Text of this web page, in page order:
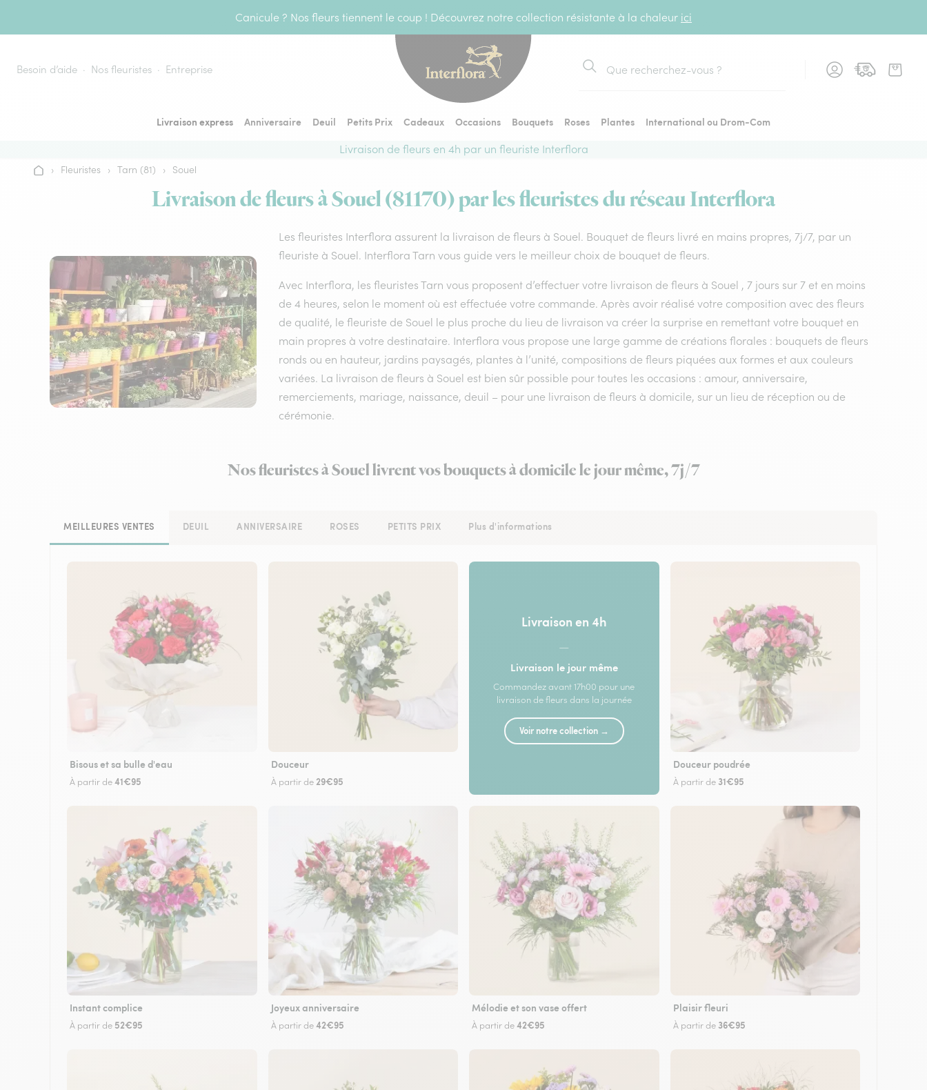
Canicule ? Nos fleurs tiennent le coup ! Découvrez notre collection résistante à la chaleur ici
Besoin d’aide Nos fleuristes Entreprise
Rechercher
Livraison express Anniversaire Deuil Petits Prix Cadeaux Occasions Bouquets Roses Plantes
International ou Drom-Com
Livraison de fleurs en 4h par un fleuriste Interflora
Accueil
› Fleuristes › Tarn (81) › Souel
Livraison de fleurs à Souel (81170) par les fleuristes du réseau Interflora
Les fleuristes Interflora assurent la livraison de fleurs à Souel. Bouquet de fleurs livré en mains propres, 7j/7, par un
fleuriste à Souel. Interflora Tarn vous guide vers le meilleur choix de bouquet de fleurs.
Avec Interflora, les fleuristes Tarn vous proposent d’effectuer votre livraison de fleurs à Souel , 7 jours sur 7 et en moins
de 4 heures, selon le moment où est effectuée votre commande. Après avoir réalisé votre composition avec des fleurs
de qualité, le fleuriste de Souel le plus proche du lieu de livraison va créer la surprise en remettant votre bouquet en
main propres à votre destinataire. Interflora vous propose une large gamme de créations florales : bouquets de fleurs
ronds ou en hauteur, jardins paysagés, plantes à l’unité, compositions de fleurs piquées aux formes et aux couleurs
variées. La livraison de fleurs à Souel est bien sûr possible pour toutes les occasions : amour, anniversaire,
remerciements, mariage, naissance, deuil – pour une livraison de fleurs à domicile, sur un lieu de réception ou de
cérémonie.
Nos fleuristes à Souel livrent vos bouquets à domicile le jour même, 7j/7
MEILLEURES VENTES DEUIL ANNIVERSAIRE ROSES PETITS PRIX Plus d'informations
Bisous et sa bulle d'eau
À partir de41€95
Douceur
À partir de 29€95
Livraison en 4h
—
Livraison le jour même
Commandez avant 17h00 pour une
livraison de fleurs dans la journée
Voir notre collection →
Douceur poudrée
À partir de 31€95
Instant complice
À partir de 52€95
Joyeux anniversaire
À partir de42€95
Mélodie et son vase offert
À partir de42€95
Plaisir fleuri
À partir de 36€95